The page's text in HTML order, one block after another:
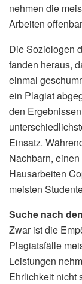
nehmen die
Arbeiten
Die Soziologen
fanden heraus,
einmal
ein Plagiat
den
Einsatz.
Nachbarn,
Hausarbeiten
meisten
Suche nach
Zwar ist die
Plagiatsfälle
Leistungen
Ehrlichkeit nicht